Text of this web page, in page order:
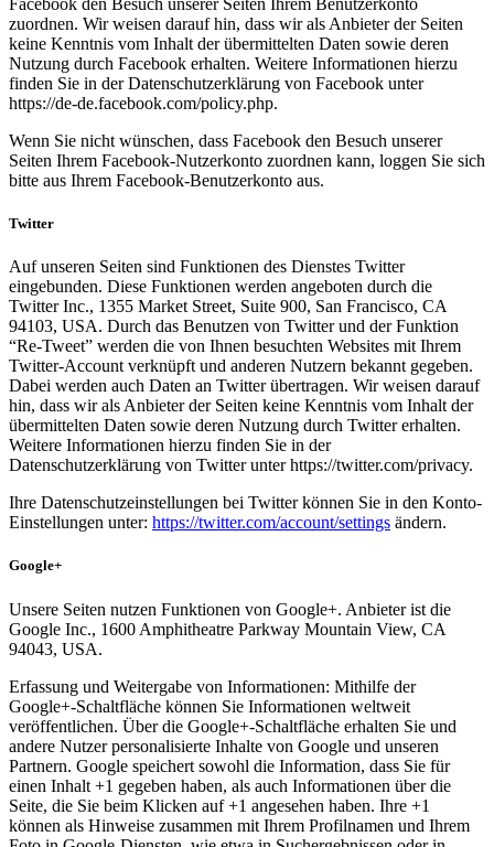
Facebook den Besuch unserer Seiten Ihrem Benutzerkonto
zuordnen. Wir weisen darauf hin, dass wir als Anbieter der Seiten
keine Kenntnis vom Inhalt der übermittelten Daten sowie deren
Nutzung durch Facebook erhalten. Weitere Informationen hierzu
finden Sie in der Datenschutzerklärung von Facebook unter
https://de-de.facebook.com/policy.php.
Wenn Sie nicht wünschen, dass Facebook den Besuch unserer
Seiten Ihrem Facebook-Nutzerkonto zuordnen kann, loggen Sie sich
bitte aus Ihrem Facebook-Benutzerkonto aus.
Twitter
Auf unseren Seiten sind Funktionen des Dienstes Twitter
eingebunden. Diese Funktionen werden angeboten durch die
Twitter Inc., 1355 Market Street, Suite 900, San Francisco, CA
94103, USA. Durch das Benutzen von Twitter und der Funktion
“Re-Tweet” werden die von Ihnen besuchten Websites mit Ihrem
Twitter-Account verknüpft und anderen Nutzern bekannt gegeben.
Dabei werden auch Daten an Twitter übertragen. Wir weisen darauf
hin, dass wir als Anbieter der Seiten keine Kenntnis vom Inhalt der
übermittelten Daten sowie deren Nutzung durch Twitter erhalten.
Weitere Informationen hierzu finden Sie in der
Datenschutzerklärung von Twitter unter https://twitter.com/privacy.
Ihre Datenschutzeinstellungen bei Twitter können Sie in den Konto-
Einstellungen unter: https://twitter.com/account/settings ändern.
Google+
Unsere Seiten nutzen Funktionen von Google+. Anbieter ist die
Google Inc., 1600 Amphitheatre Parkway Mountain View, CA
94043, USA.
Erfassung und Weitergabe von Informationen: Mithilfe der
Google+-Schaltfläche können Sie Informationen weltweit
veröffentlichen. Über die Google+-Schaltfläche erhalten Sie und
andere Nutzer personalisierte Inhalte von Google und unseren
Partnern. Google speichert sowohl die Information, dass Sie für
einen Inhalt +1 gegeben haben, als auch Informationen über die
Seite, die Sie beim Klicken auf +1 angesehen haben. Ihre +1
können als Hinweise zusammen mit Ihrem Profilnamen und Ihrem